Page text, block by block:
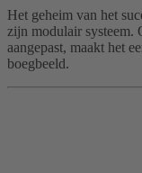
Het geheim van het
zijn modulair systeem.
aangepast, maakt het
boegbeeld.